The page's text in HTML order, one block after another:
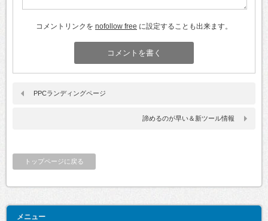
コメントリンクを nofollow free に設定することも出来ます。
PPCランディングページ
諦めるのが早い＆新ツール情報
トップページに戻る
メニュー